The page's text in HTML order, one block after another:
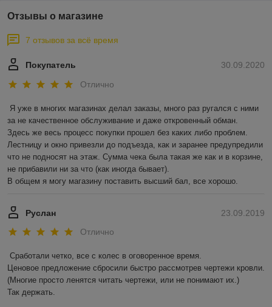
Отзывы о магазине
7 отзывов за всё время
30.09.2020
Покупатель
Отлично
Я уже в многих магазинах делал заказы, много раз ругался с ними
за не качественное обслуживание и даже откровенный обман.
Здесь же весь процесс покупки прошел без каких либо проблем.
Лестницу и окно привезли до подъезда, как и заранее предупредили
что не подносят на этаж. Сумма чека была такая же как и в корзине,
не прибавили ни за что (как иногда бывает).
В общем я могу магазину поставить высший бал, все хорошо.
23.09.2019
Руслан
Отлично
Сработали четко, все с колес в оговоренное время.
Ценовое предложение сбросили быстро рассмотрев чертежи кровли.
(Многие просто ленятся читать чертежи, или не понимают их.)
Так держать.